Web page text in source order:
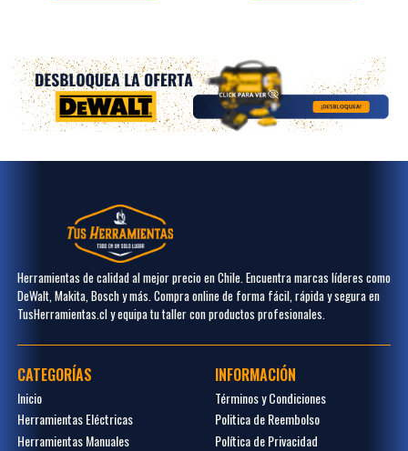
Herramientas de calidad al mejor precio en Chile. Encuentra marcas líderes como
DeWalt, Makita, Bosch y más. Compra online de forma fácil, rápida y segura en
TusHerramientas.cl y equipa tu taller con productos profesionales.
CATEGORÍAS
Inicio
Herramientas Eléctricas
Herramientas Manuales
INFORMACIÓN
Términos y Condiciones
Politica de Reembolso
Política de Privacidad